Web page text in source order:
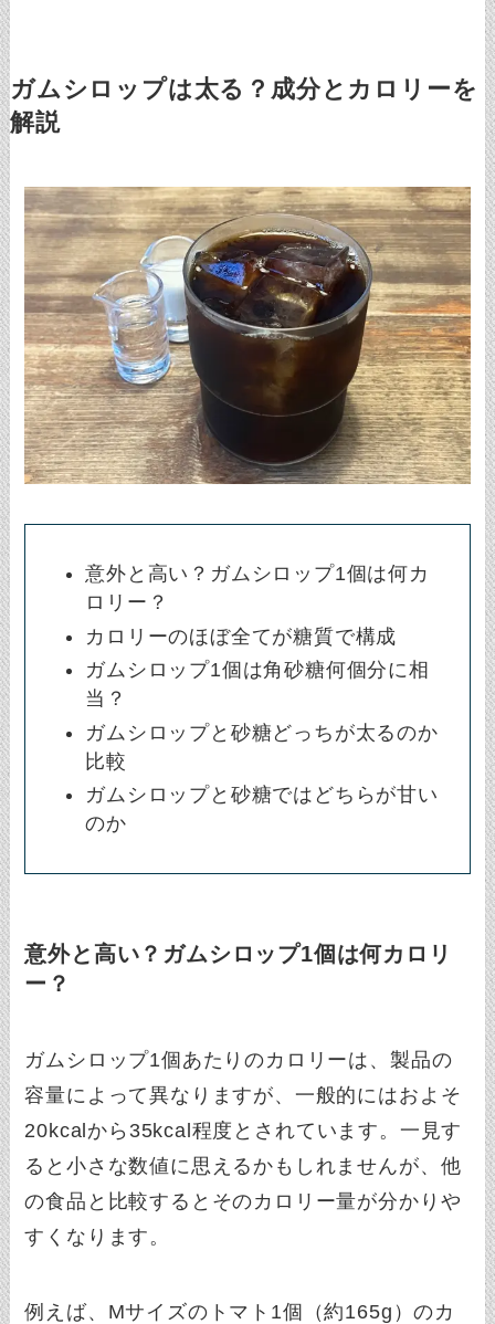
ガムシロップは太る？成分とカロリーを
解説
意外と高い？ガムシロップ1個は何カ
ロリー？
カロリーのほぼ全てが糖質で構成
ガムシロップ1個は角砂糖何個分に相
当？
ガムシロップと砂糖どっちが太るのか
比較
ガムシロップと砂糖ではどちらが甘い
のか
意外と高い？ガムシロップ1個は何カロリ
ー？
ガムシロップ1個あたりのカロリーは、製品の
容量によって異なりますが、一般的にはおよそ
20kcalから35kcal程度とされています。一見す
ると小さな数値に思えるかもしれませんが、他
の食品と比較するとそのカロリー量が分かりや
すくなります。
例えば、Mサイズのトマト1個（約165g）のカ